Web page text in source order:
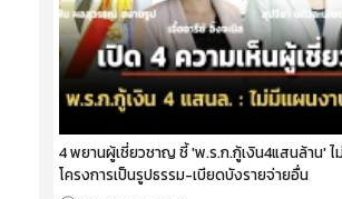
4 พยานผู้เชี่ยวชาญ ชี้ 'พ.ร.ก.กู้เงิน4แสนล้าน'
โครงการเป็นรูปธรรม-เบียดบังรายจ่ายอื่น